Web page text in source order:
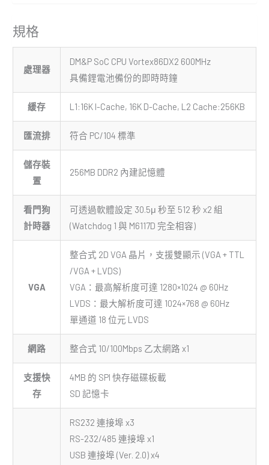
規格
處理器
DM&P SoC CPU Vortex86DX2 600MHz
具備鋰電池備份的即時時鐘
緩存 L1:16K I-Cache, 16K D-Cache, L2 Cache:256KB
匯流排 符合 PC/104 標準
儲存裝
置
256MB DDR2 內建記憶體
看門狗
計時器
可透過軟體設定 30.5μ 秒至 512 秒 x2 組
(Watchdog 1 與 M6117D 完全相容)
VGA
整合式 2D VGA 晶片，支援雙顯示 (VGA + TTL
/VGA + LVDS)
VGA：最高解析度可達 1280×1024 @ 60Hz
LVDS：最大解析度可達 1024×768 @ 60Hz
單通道 18 位元 LVDS
網路 整合式 10/100Mbps 乙太網路 x1
支援快
存
4MB 的 SPI 快存磁碟板載
SD 記憶卡
RS232 連接埠 x3
RS-232/485 連接埠 x1
USB 連接埠 (Ver. 2.0) x4